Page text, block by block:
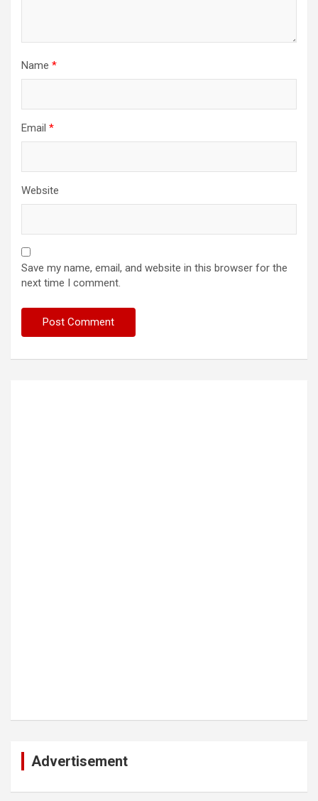
Name *
Email *
Website
Save my name, email, and website in this browser for the
next time I comment.
Advertisement